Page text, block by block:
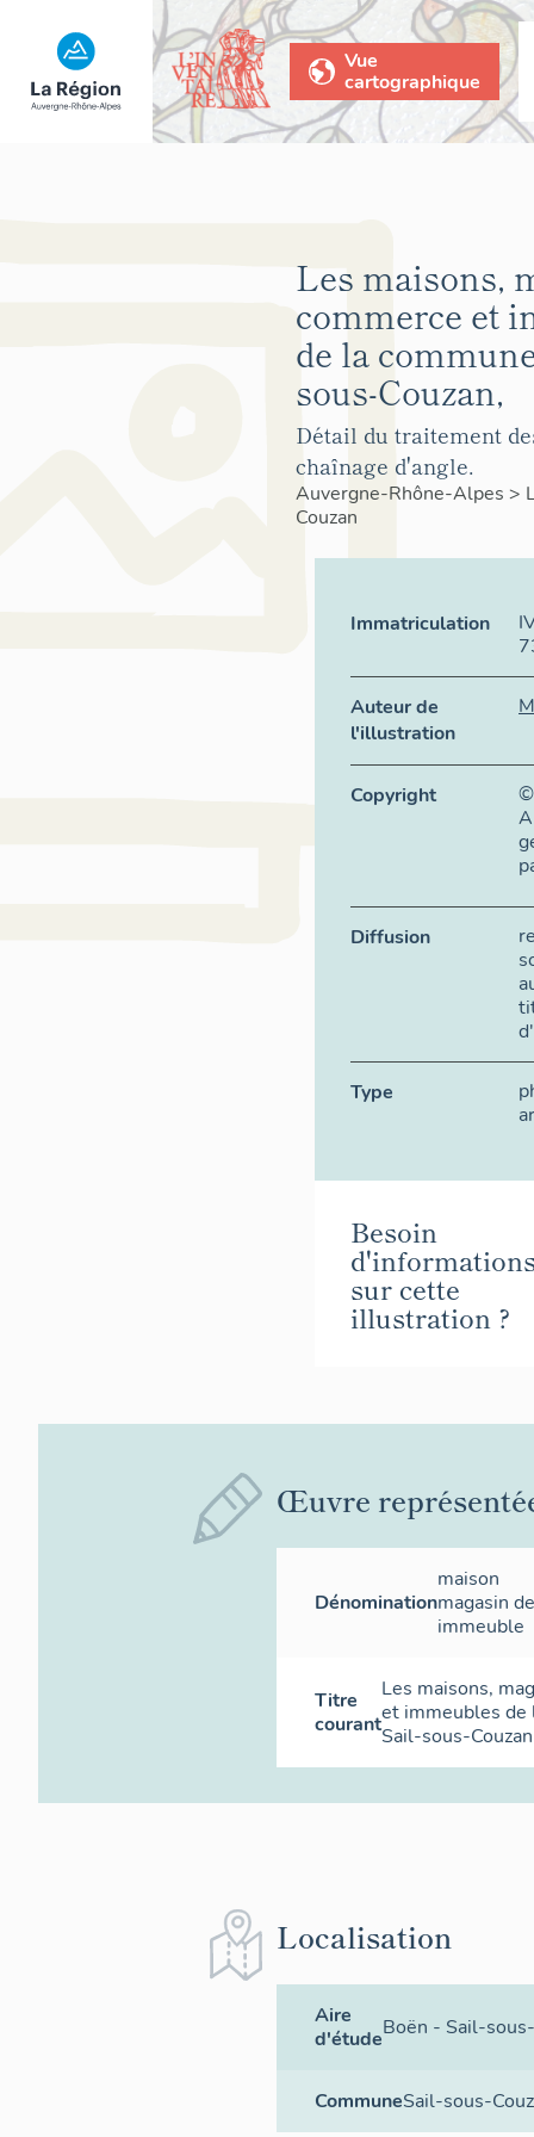
Vue
cartographique
Les maisons,
commerce et
de la
sous-Couzan,
Détail du traitement
chaînage d'angle.
Auvergne-Rhône-Alpes >
Couzan
Immatriculation
Auteur de
l'illustration
Copyright
©
Diffusion
Type
Besoin
sur cette
illustration ?
Œuvre
Dénomination
maison
magasin
immeuble
Titre
courant
Les maisons,
et immeubles de
Sail-sous-Couzan
Localisation
Aire
d'étudeBoën - Sail-
CommuneSail-sous-